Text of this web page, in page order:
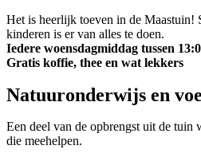
Het is heerlijk toeven in de Maastuin!
kinderen is er van alles te doen.
Iedere woensdagmiddag tussen
Gratis koffie, thee en wat lekkers
Natuuronderwijs en
Een deel van de opbrengst uit de tuin
die meehelpen.